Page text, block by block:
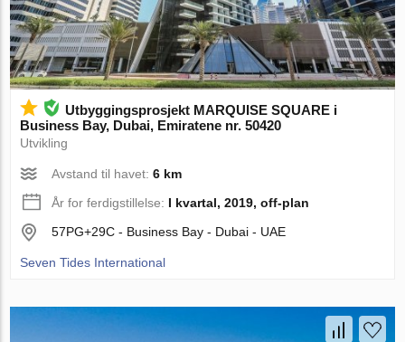
Utbyggingsprosjekt MARQUISE SQUARE i
Business Bay, Dubai, Emiratene nr. 50420
Utvikling
Avstand til havet:6 km
År for ferdigstillelse: I kvartal, 2019, off-plan
57PG+29C - Business Bay - Dubai - UAE
Seven Tides International